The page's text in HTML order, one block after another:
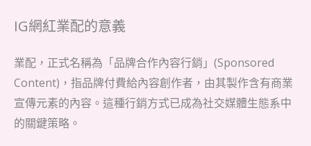
IG網紅業配的意義
業配，正式名稱為「品牌合作內容行銷」(Sponsored
Content)，指品牌付費給內容創作者，由其製作含有商業
宣傳元素的內容。這種行銷方式已成為社交媒體生態系中
的關鍵策略。